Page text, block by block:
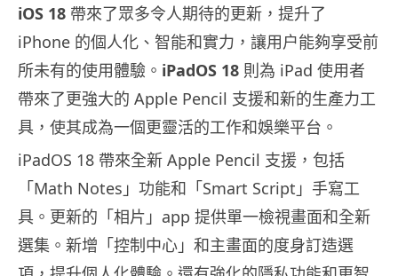
iOS 18 帶來了眾多令人期待的更新，提升了
iPhone 的個人化、智能和實力，讓用户能夠享受前
所未有的使用體驗。 iPadOS 18 則為 iPad 使用者
帶來了更強大的 Apple Pencil 支援和新的生產力工
具，使其成為一個更靈活的工作和娛樂平台。
iPadOS 18 帶來全新 Apple Pencil 支援，包括
「Math Notes」功能和「Smart Script」手寫工
具。更新的「相片」app 提供單一檢視畫面和全新
選集。新增「控制中心」和主畫面的度身訂造選